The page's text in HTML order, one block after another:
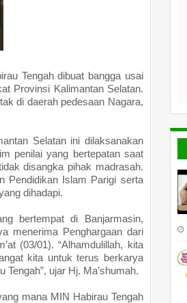
Tengah dibuat bangga usai
Provinsi Kalimantan Selatan.
di daerah pedesaan Nagara,
Selatan ini dilaksanakan
penilai yang bertepatan saat
disangka pihak madrasah.
Pendidikan Islam Parigi serta
dihadapi.
bertempat di Banjarmasin,
menerima Penghargaan dari
(03/01). “Alhamdulillah, kita
kita untuk terus berkarya
Tengah”, ujar Hj. Ma’shumah.
mana MIN Habirau Tengah